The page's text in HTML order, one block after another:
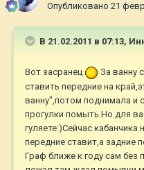
Опубликовано 21
В 21.02.2011 в 07:13,
Вот засранец
За ванну
ставить передние на
ванну",потом поднимала и
прогулки помыть.Но для
гуляете:)Сейчас
передние ставит,а задние
Граф ближе к году сам без